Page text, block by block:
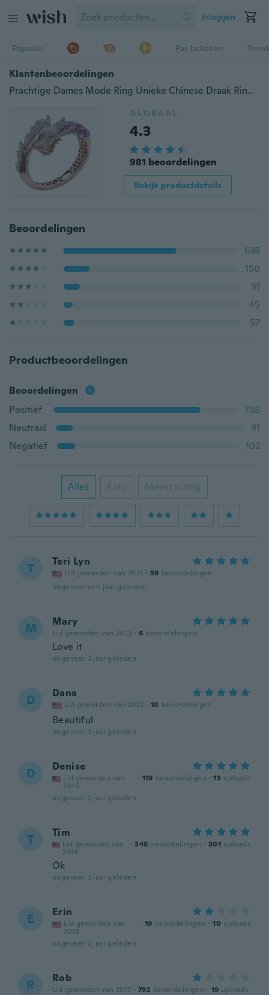
Inloggen
Populair Pas bekeken
Klantenbeoordelingen
Prachtige Dames Mode Ring Unieke Chinese Draak Ring Anniversary Gift Engagement Party Bruiloft Sieraden Ring Maat 5-11
GLOBAAL
4.3
981 beoordelingen
Bekijk productdetails
Beoordelingen
638
150
91
45
57
Productbeoordelingen
Beoordelingen
Positief
788
Neutraal
91
Negatief
102
Alles Foto Meest nuttig
T Teri Lyn
Lid geworden van 2021 · 59 beoordelingen
ongeveer een jaar geleden
M Mary
Lid geworden van 2023 · 6 beoordelingen
Love it
ongeveer 2 jaar geleden
D Dana
Lid geworden van 2022 · 10 beoordelingen
Beautiful
ongeveer 2 jaar geleden
D Denise
Lid geworden van
2016
· 119 beoordelingen · 13 uploads
ongeveer 2 jaar geleden
T Tim
Lid geworden van
2018
· 346 beoordelingen · 301 uploads
Ok
ongeveer 2 jaar geleden
E Erin
Lid geworden van
2018
· 19 beoordelingen · 10 uploads
ongeveer 2 jaar geleden
R Rob
Lid geworden van 2017 · 792 beoordelingen · 19 uploads